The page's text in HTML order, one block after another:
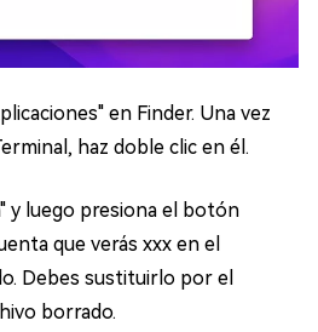
en Finder. Una vez
haz doble clic en él.
y luego presiona el botón
que verás xxx en el
Debes sustituirlo por el
borrado.